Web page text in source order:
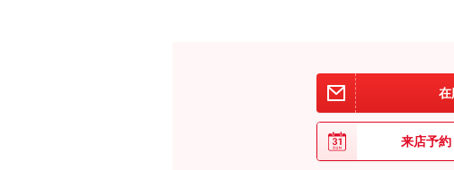
在
来店予約